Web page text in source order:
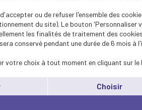
ou de refuser l'ensemble des
du site). Le bouton 'Personnaliser
les finalités de traitement des
conservé pendant une durée de 6 mois à
votre choix à tout moment en cliquant sur le
Choisir